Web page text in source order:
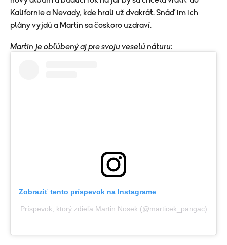
Kalifornie a Nevady, kde hrali už dvakrát. Snáď im ich
plány vyjdú a Martin sa čoskoro uzdraví.
Martin je obľúbený aj pre svoju veselú náturu:
Zobraziť tento príspevok na Instagrame
Príspevok, ktorý zdieľa Martin Nosek (@marticek_pangac)